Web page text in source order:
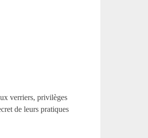
verriers, privilèges
de leurs pratiques